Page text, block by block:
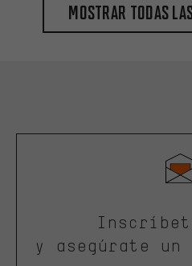
Mostrar todas
y asegúrate